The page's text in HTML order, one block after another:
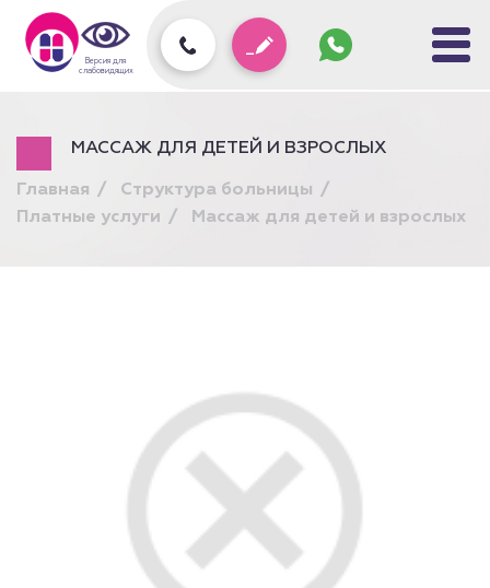
Версия для
слабовидящих
МАССАЖ ДЛЯ ДЕТЕЙ И ВЗРОСЛЫХ
Главная
Структура больницы
Платные услуги
Массаж для детей и взрослых
Подарочный сертификат
на любую услугу!
На платные услуги Центра
Здоровой Семьи. В кассах
на Опалихинской,17 и 8
Марта,126